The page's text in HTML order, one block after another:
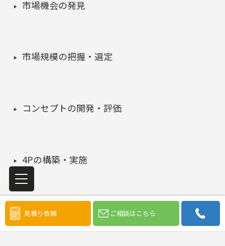
見積り依頼 ご相談はこちら
市場機会の発見
市場規模の把握・選定
コンセプトの開発・評価
4Pの構築・実施
マーケティング課題の検証・改善